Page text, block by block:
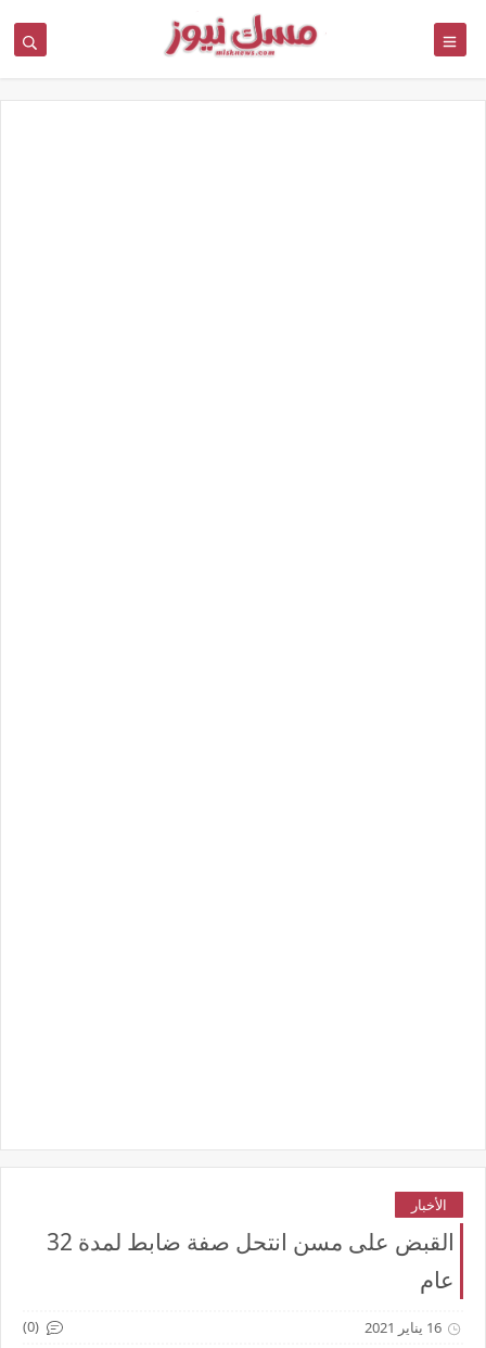
الأخبار
القبض على مسن انتحل صفة ضابط لمدة 32
عام
16 يناير 2021 (0)